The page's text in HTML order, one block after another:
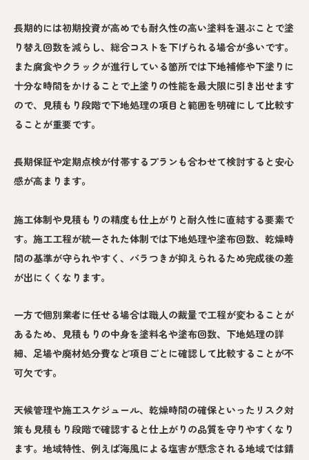
長期的には初期投資が高めでも耐久性の高い塗料を選ぶことで塗
り替え回数を減らし、総合コストを下げられる場合が多いです。
また腐食やクラックが進行している箇所では下地補修や下塗りに
十分な時間をかけることで上塗りの性能を最大限に引き出せます
ので、見積もり段階で下地処理の項目と範囲を明確にして比較す
ることが重要です。
長期保証や定期点検が付帯するプランも合わせて検討すると安心
感が高まります。
施工体制や見積もりの精度も仕上がりと耐久性に直結する要素で
す。施工工程が統一された体制では下地処理や塗布回数、乾燥時
間の基準が守られやすく、バラつきが抑えられるため完成後の差
が出にくくなります。
一方で個別業者に任せる場合は職人の裁量で工程が変わることが
あるため、見積もりの中身を塗料名や塗布回数、下地処理の詳
細、足場や廃材処分費など項目ごとに確認して比較することが不
可欠です。
天候管理や施工スケジュール、乾燥時間の確保といったリスク対
策も見積もり段階で確認すると仕上がりの品質を守りやすくなり
ます。地域特性、例えば海風による塩害が懸念される地域では錆